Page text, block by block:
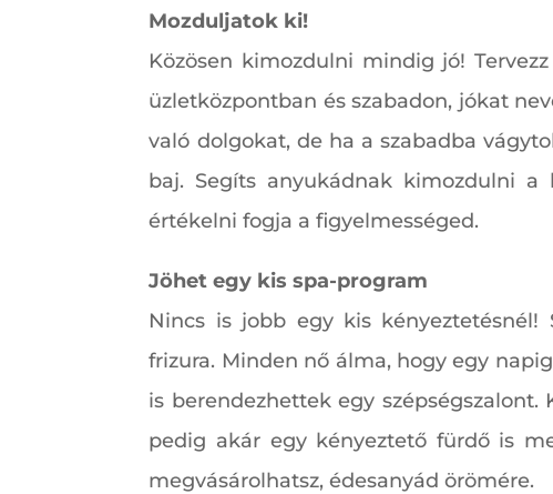
Mozduljatok ki!
Közösen kimozdulni mindig jó!
üzletközpontban és szabadon, jókat
való dolgokat, de ha a szabadba
baj. Segíts anyukádnak kimozdulni a
értékelni fogja a figyelmességed.
Jöhet egy kis spa-program
Nincs is jobb egy kis kényeztetésnél!
frizura. Minden nő álma, hogy egy
is berendezhettek egy
pedig akár egy kényeztető fürdő is
megvásárolhatsz, édesanyád örömére.